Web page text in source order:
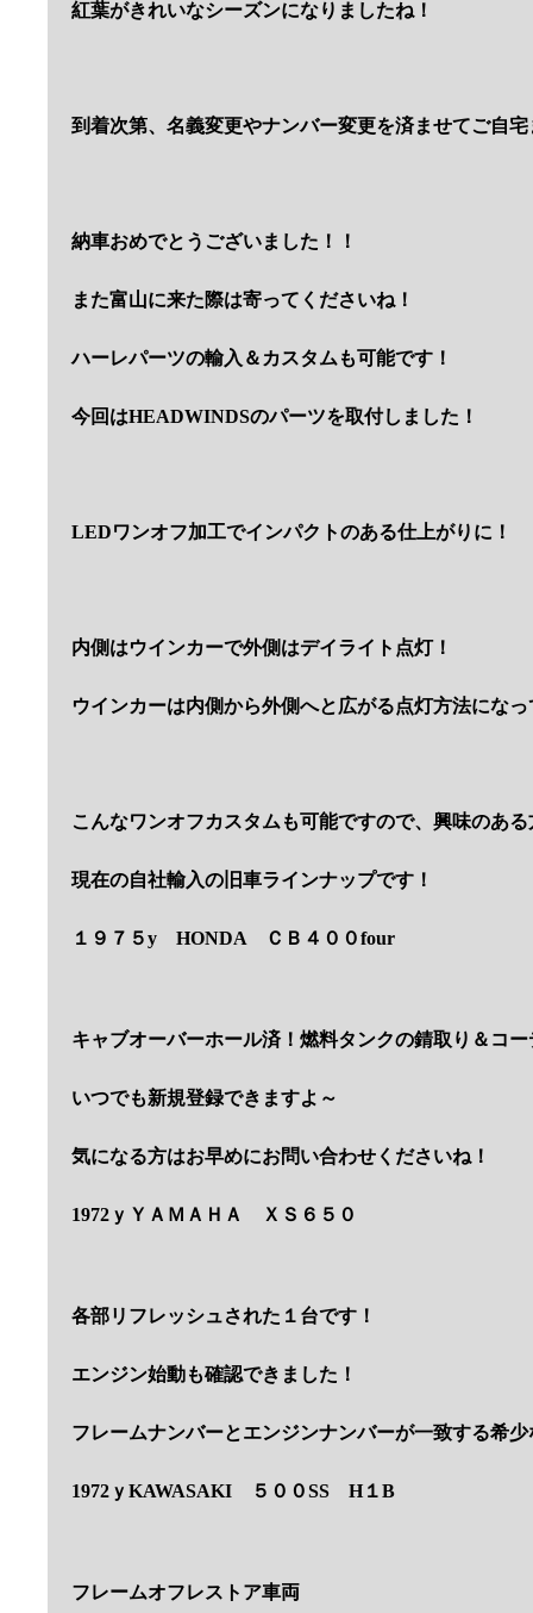
紅葉がきれいなシーズンになりましたね！
到着次第、名義変更やナンバー変更を済ませてご自
納車おめでとうございました！！
また富山に来た際は寄ってくださいね！
ハーレパーツの輸入＆カスタムも可能です！
今回はHEADWINDSのパーツを取付しました！
LEDワンオフ加工でインパクトのある仕上がりに！
内側はウインカーで外側はデイライト点灯！
ウインカーは内側から外側へと広がる点灯方法にな
こんなワンオフカスタムも可能ですので、興味のあ
現在の自社輸入の旧車ラインナップです！
１９７５y HONDA ＣＢ４００four
キャブオーバーホール済！燃料タンクの錆取り＆コ
いつでも新規登録できますよ～
気になる方はお早めにお問い合わせくださいね！
1972ｙＹＡＭＡＨＡ ＸＳ６５０
各部リフレッシュされた１台です！
エンジン始動も確認できました！
フレームナンバーとエンジンナンバーが一致する希
1972ｙKAWASAKI ５００SS H１B
フレームオフレストア車両